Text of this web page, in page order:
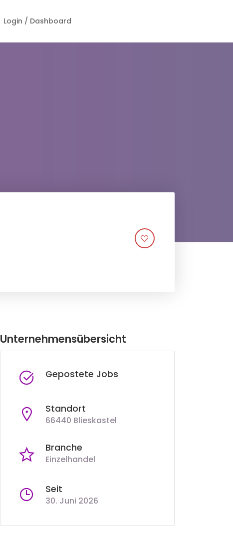
Login / Dashboard
Unternehmensübersicht
Gepostete Jobs
Standort
66440 Blieskastel
Branche
Einzelhandel
Seit
30. Juni 2026